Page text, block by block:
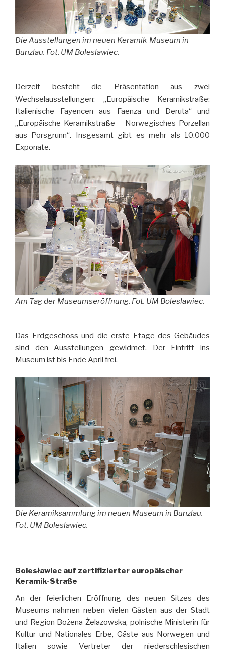
Die Ausstellungen im neuen Keramik-Museum in
Bunzlau. Fot. UM Boleslawiec.
Derzeit besteht die Präsentation aus zwei
Wechselausstellungen: „Europäische Keramikstraße:
Italienische Fayencen aus Faenza und Deruta“ und
„Europäische Keramikstraße – Norwegisches Porzellan
aus Porsgrunn“. Insgesamt gibt es mehr als 10.000
Exponate.
Am Tag der Museumseröffnung. Fot. UM Boleslawiec.
Das Erdgeschoss und die erste Etage des Gebäudes
sind den Ausstellungen gewidmet. Der Eintritt ins
Museum ist bis Ende April frei.
Die Keramiksammlung im neuen Museum in Bunzlau.
Fot. UM Boleslawiec.
Bolesławiec auf zertifizierter europäischer
Keramik-Straße
An der feierlichen Eröffnung des neuen Sitzes des
Museums nahmen neben vielen Gästen aus der Stadt
und Region Bożena Żelazowska, polnische Ministerin für
Kultur und Nationales Erbe, Gäste aus Norwegen und
Italien sowie Vertreter der niederschlesischen